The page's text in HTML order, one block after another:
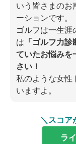
いう皆さまのお
ーションです。
ゴルフは一生涯
は 「ゴルフ力
ていたお悩みを
さい！
私のような女性
いますよ。
＼スコア
ラ